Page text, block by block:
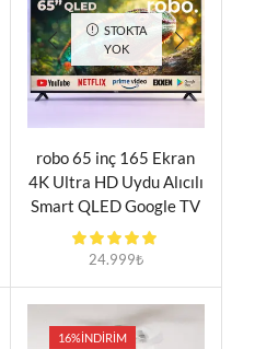
STOKTA
YOK
robo 65 inç 165 Ekran
4K Ultra HD Uydu Alıcılı
Smart QLED Google TV
Televizyon
24.999₺
16%İNDIRIM